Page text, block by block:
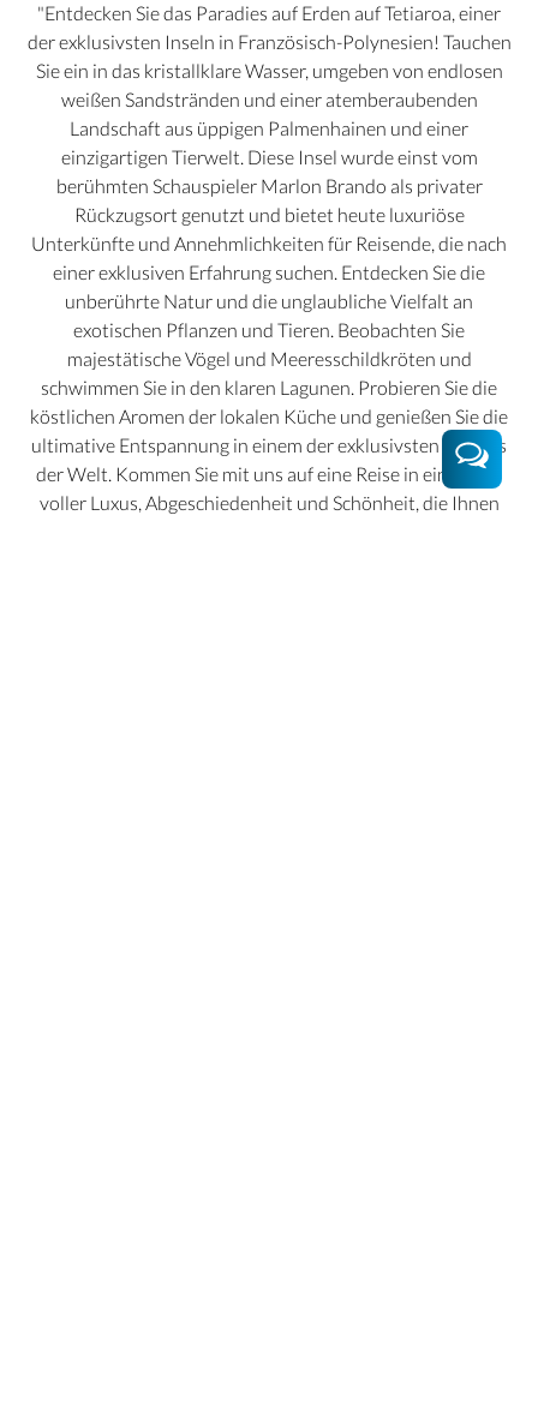
"Entdecken Sie das Paradies auf Erden auf Tetiaroa, einer
der exklusivsten Inseln in Französisch-Polynesien! Tauchen
Sie ein in das kristallklare Wasser, umgeben von endlosen
weißen Sandstränden und einer atemberaubenden
Landschaft aus üppigen Palmenhainen und einer
einzigartigen Tierwelt. Diese Insel wurde einst vom
berühmten Schauspieler Marlon Brando als privater
Rückzugsort genutzt und bietet heute luxuriöse
Unterkünfte und Annehmlichkeiten für Reisende, die nach
einer exklusiven Erfahrung suchen. Entdecken Sie die
unberührte Natur und die unglaubliche Vielfalt an
exotischen Pflanzen und Tieren. Beobachten Sie
majestätische Vögel und Meeresschildkröten und
schwimmen Sie in den klaren Lagunen. Probieren Sie die
köstlichen Aromen der lokalen Küche und genießen Sie die
ultimative Entspannung in einem der exklusivsten Resorts
der Welt. Kommen Sie mit uns auf eine Reise in eine Welt
voller Luxus, Abgeschiedenheit und Schönheit, die Ihnen